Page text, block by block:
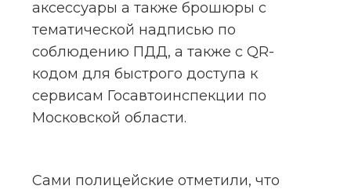
аксессуары а также брошюры с
тематической надписью по
соблюдению ПДД, а также с QR-
кодом для быстрого доступа к
сервисам Госавтоинспекции по
Московской области.
Сами полицейские отметили, что